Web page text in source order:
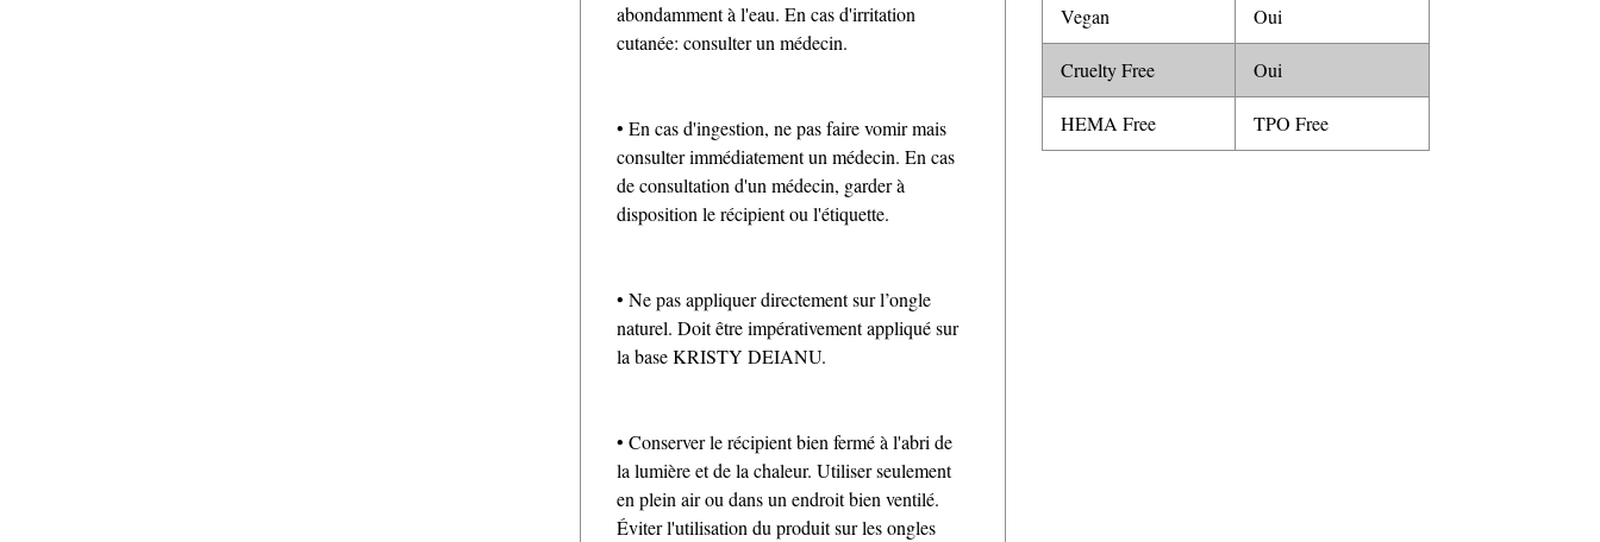
abondamment à l'eau. En cas d'irritation
cutanée: consulter un médecin.
• En cas d'ingestion, ne pas faire vomir mais
consulter immédiatement un médecin. En cas
de consultation d'un médecin, garder à
disposition le récipient ou l'étiquette.
• Ne pas appliquer directement sur l’ongle
naturel. Doit être impérativement appliqué sur
la base KRISTY DEIANU.
• Conserver le récipient bien fermé à l'abri de
la lumière et de la chaleur. Utiliser seulement
en plein air ou dans un endroit bien ventilé.
Éviter l'utilisation du produit sur les ongles
Vegan Oui
Cruelty Free Oui
HEMA Free TPO Free